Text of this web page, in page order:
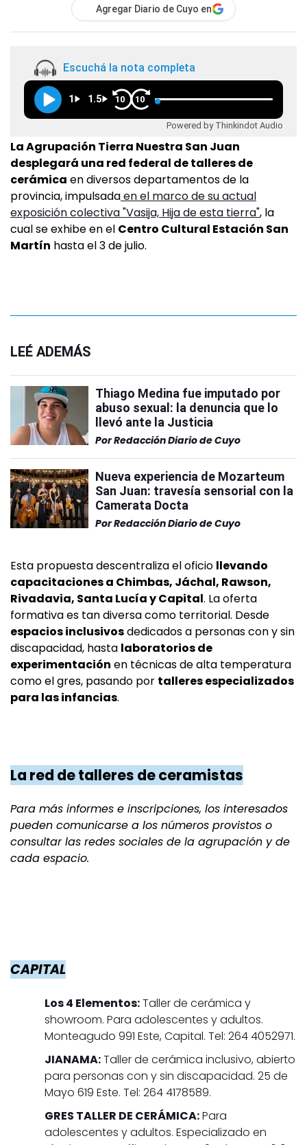
Agregar Diario de Cuyo en
Escuchá la nota completa
1 1.5 10 10
Powered by Thinkindot Audio
La Agrupación Tierra Nuestra San Juan
desplegará una red federal de talleres de
cerámica en diversos departamentos de la
provincia, impulsadaen el marco de su actual
exposición colectiva "Vasija, Hija de esta tierra", la
cual se exhibe en el Centro Cultural Estación San
Martín hasta el 3 de julio.
LEÉ ADEMÁS
Thiago Medina fue imputado por
abuso sexual: la denuncia que lo
llevó ante la Justicia
PorRedacción Diario de Cuyo
Nueva experiencia de Mozarteum
San Juan: travesía sensorial con la
Camerata Docta
PorRedacción Diario de Cuyo
Esta propuesta descentraliza el oficio llevando
capacitaciones a Chimbas, Jáchal, Rawson,
Rivadavia, Santa Lucía y Capital. La oferta
formativa es tan diversa como territorial. Desde
espacios inclusivosdedicados a personas con y sin
discapacidad, hasta laboratorios de
experimentación en técnicas de alta temperatura
como el gres, pasando por talleres especializados
para las infancias.
La red de talleres de ceramistas
Para más informes e inscripciones, los interesados
pueden comunicarse a los números provistos o
consultar las redes sociales de la agrupación y de
cada espacio.
CAPITAL
Los 4 Elementos:Taller de cerámica y
showroom. Para adolescentes y adultos.
Monteagudo 991 Este, Capital. Tel: 264 4052971.
JIANAMA:Taller de cerámica inclusivo, abierto
para personas con y sin discapacidad. 25 de
Mayo 619 Este. Tel: 264 4178589.
GRES TALLER DE CERÁMICA:Para
adolescentes y adultos. Especializado en